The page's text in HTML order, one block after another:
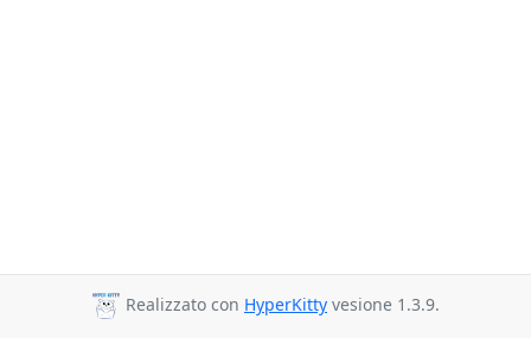
Realizzato con HyperKitty vesione 1.3.9.